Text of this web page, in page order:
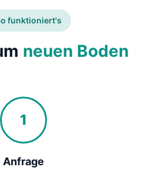
funktioniert's
neuen Boden
1
Anfrage